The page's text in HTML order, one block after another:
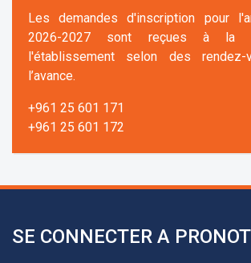
Les demandes d'inscription pour
2026-2027 sont reçues à la
l'établissement selon des
l’avance.
+961 25 601 171
+961 25 601 172
SE CONNECTER A